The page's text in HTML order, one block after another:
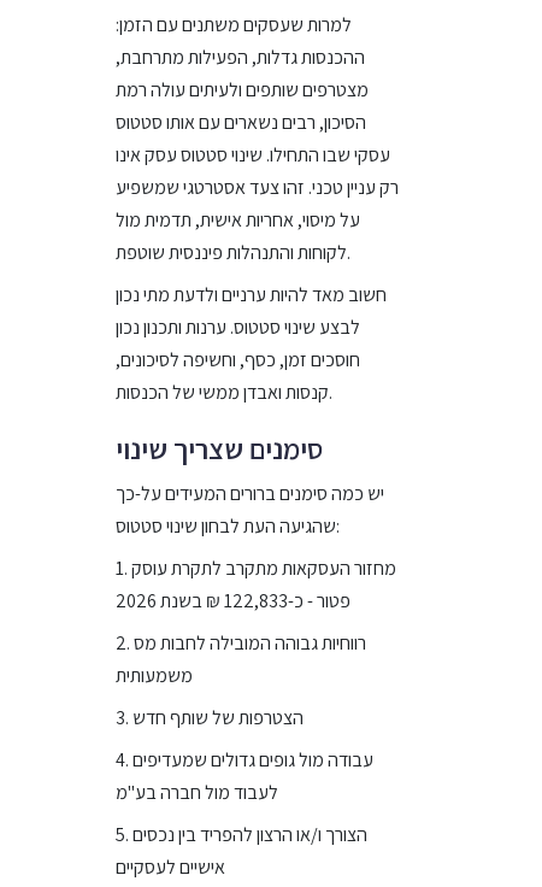
למרות שעסקים משתנים עם הזמן:
ההכנסות גדלות, הפעילות מתרחבת,
מצטרפים שותפים ולעיתים עולה רמת
הסיכון, רבים נשארים עם אותו סטטוס
עסקי שבו התחילו. שינוי סטטוס עסק אינו
רק עניין טכני. זהו צעד אסטרטגי שמשפיע
על מיסוי, אחריות אישית, תדמית מול
לקוחות והתנהלות פיננסית שוטפת.
חשוב מאד להיות ערניים ולדעת מתי נכון
לבצע שינוי סטטוס. ערנות ותכנון נכון
חוסכים זמן, כסף, וחשיפה לסיכונים,
קנסות ואבדן ממשי של הכנסות.
סימנים שצריך שינוי
יש כמה סימנים ברורים המעידים על-כך
שהגיעה העת לבחון שינוי סטטוס:
1. מחזור העסקאות מתקרב לתקרת עוסק
פטור - כ-122,833 ₪ בשנת 2026
2. רווחיות גבוהה המובילה לחבות מס
משמעותית
3. הצטרפות של שותף חדש
4. עבודה מול גופים גדולים שמעדיפים
לעבוד מול חברה בע"מ
5. הצורך ו/או הרצון להפריד בין נכסים
אישיים לעסקיים